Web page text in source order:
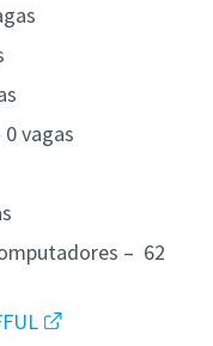
vagas
– 62